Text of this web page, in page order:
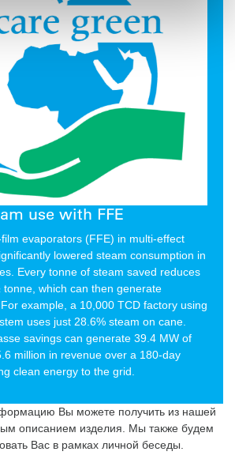
use with FFE
evaporators (FFE) in multi-effect
lowered steam consumption in
Every tonne of steam saved reduces
which can then generate
example, a 10,000 TCD factory using
uses just 28.6% steam on cane.
savings can generate 39.4 MW of
million in revenue over a 180-day
clean energy to the grid.
Вы можете получить из нашей
описанием изделия. Мы также будем
Вас в рамках личной беседы.